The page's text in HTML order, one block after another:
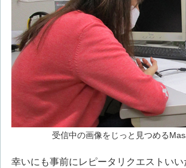
受信中の画像をじっと見つめる
幸いにも事前にレピータリクエストい